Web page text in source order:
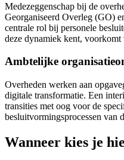
Medezeggenschap bij de
Georganiseerd Overleg (GO)
centrale rol bij personele
deze dynamiek kent, voorkomt
Ambtelijke
Overheden werken aan
digitale transformatie. Een
transities met oog voor de
besluitvormingsprocessen van
Wanneer kies je